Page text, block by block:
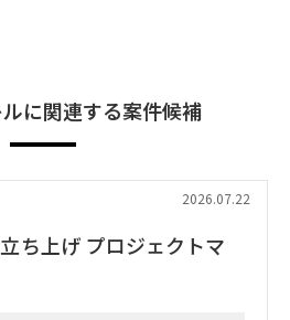
に関連する案件候補
2026.07.22
ち上げ プロジェクトマ